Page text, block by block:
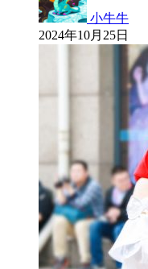
小牛牛
2024年10月25日